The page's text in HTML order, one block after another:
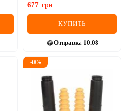
677 грн
КУПИТЬ
Отправка 10.08
-10%